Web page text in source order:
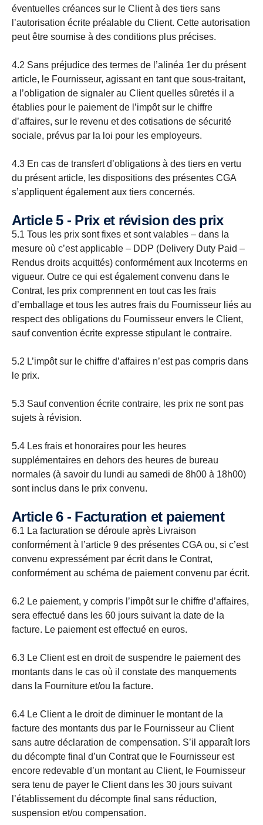
éventuelles créances sur le Client à des tiers sans
l’autorisation écrite préalable du Client. Cette autorisation
peut être soumise à des conditions plus précises.
4.2 Sans préjudice des termes de l’alinéa 1er du présent
article, le Fournisseur, agissant en tant que sous-traitant,
a l’obligation de signaler au Client quelles sûretés il a
établies pour le paiement de l’impôt sur le chiffre
d’affaires, sur le revenu et des cotisations de sécurité
sociale, prévus par la loi pour les employeurs.
4.3 En cas de transfert d’obligations à des tiers en vertu
du présent article, les dispositions des présentes CGA
s’appliquent également aux tiers concernés.
Article 5 - Prix et révision des prix
5.1 Tous les prix sont fixes et sont valables – dans la
mesure où c’est applicable – DDP (Delivery Duty Paid –
Rendus droits acquittés) conformément aux Incoterms en
vigueur. Outre ce qui est également convenu dans le
Contrat, les prix comprennent en tout cas les frais
d’emballage et tous les autres frais du Fournisseur liés au
respect des obligations du Fournisseur envers le Client,
sauf convention écrite expresse stipulant le contraire.
5.2 L’impôt sur le chiffre d’affaires n’est pas compris dans
le prix.
5.3 Sauf convention écrite contraire, les prix ne sont pas
sujets à révision.
5.4 Les frais et honoraires pour les heures
supplémentaires en dehors des heures de bureau
normales (à savoir du lundi au samedi de 8h00 à 18h00)
sont inclus dans le prix convenu.
Article 6 - Facturation et paiement
6.1 La facturation se déroule après Livraison
conformément à l’article 9 des présentes CGA ou, si c’est
convenu expressément par écrit dans le Contrat,
conformément au schéma de paiement convenu par écrit.
6.2 Le paiement, y compris l’impôt sur le chiffre d’affaires,
sera effectué dans les 60 jours suivant la date de la
facture. Le paiement est effectué en euros.
6.3 Le Client est en droit de suspendre le paiement des
montants dans le cas où il constate des manquements
dans la Fourniture et/ou la facture.
6.4 Le Client a le droit de diminuer le montant de la
facture des montants dus par le Fournisseur au Client
sans autre déclaration de compensation. S’il apparaît lors
du décompte final d’un Contrat que le Fournisseur est
encore redevable d’un montant au Client, le Fournisseur
sera tenu de payer le Client dans les 30 jours suivant
l’établissement du décompte final sans réduction,
suspension et/ou compensation.